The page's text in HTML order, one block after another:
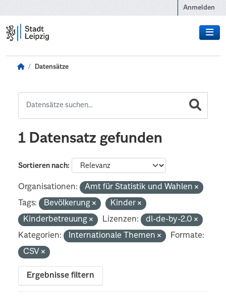
Anmelden
Datensätze
1 Datensatz gefunden
Sortieren nach
Organisationen:
Amt für Statistik und Wahlen
Tags:
Bevölkerung
Kinder
Kinderbetreuung
Lizenzen:
dl-de-by-2.0
Kategorien:
Internationale Themen
Formate:
CSV
Ergebnisse filtern